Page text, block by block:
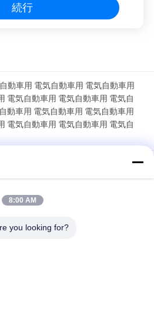
続行
動車用 電気自動車用 電気自動車用
電気自動車用 電気自動車用 電気自
動車用 電気自動車用 電気自動車用
電気自動車用 電気自動車用 電気自
ゼルエンジン 328kW (2100RPM) 産
エンジン修理キット ジョン・ディー
8:00 AM
you looking for?